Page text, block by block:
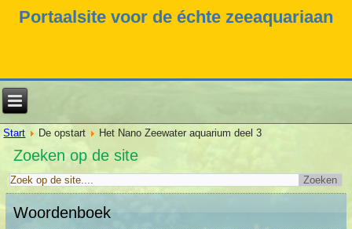
Portaalsite voor de échte zeeaquariaan
Start De opstart Het Nano Zeewater aquarium deel 3
Zoeken op de site
Woordenboek